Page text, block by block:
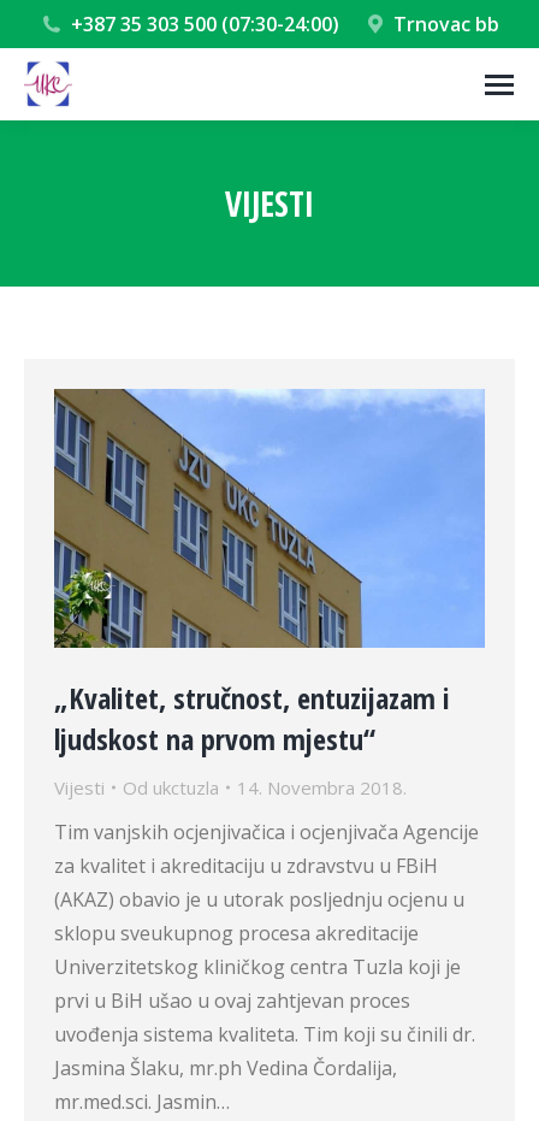
+387 35 303 500 (07:30-24:00) Trnovac bb
VIJESTI
„Kvalitet, stručnost, entuzijazam i
ljudskost na prvom mjestu“
Vijesti Od ukctuzla 14. Novembra 2018.
Tim vanjskih ocjenjivačica i ocjenjivača Agencije
za kvalitet i akreditaciju u zdravstvu u FBiH
(AKAZ) obavio je u utorak posljednju ocjenu u
sklopu sveukupnog procesa akreditacije
Univerzitetskog kliničkog centra Tuzla koji je
prvi u BiH ušao u ovaj zahtjevan proces
uvođenja sistema kvaliteta. Tim koji su činili dr.
Jasmina Šlaku, mr.ph Vedina Čordalija,
mr.med.sci. Jasmin…